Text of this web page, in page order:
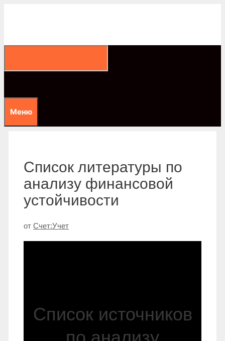
Меню
Список литературы по
анализу финансовой
устойчивости
от Счет:Учет
Список источников